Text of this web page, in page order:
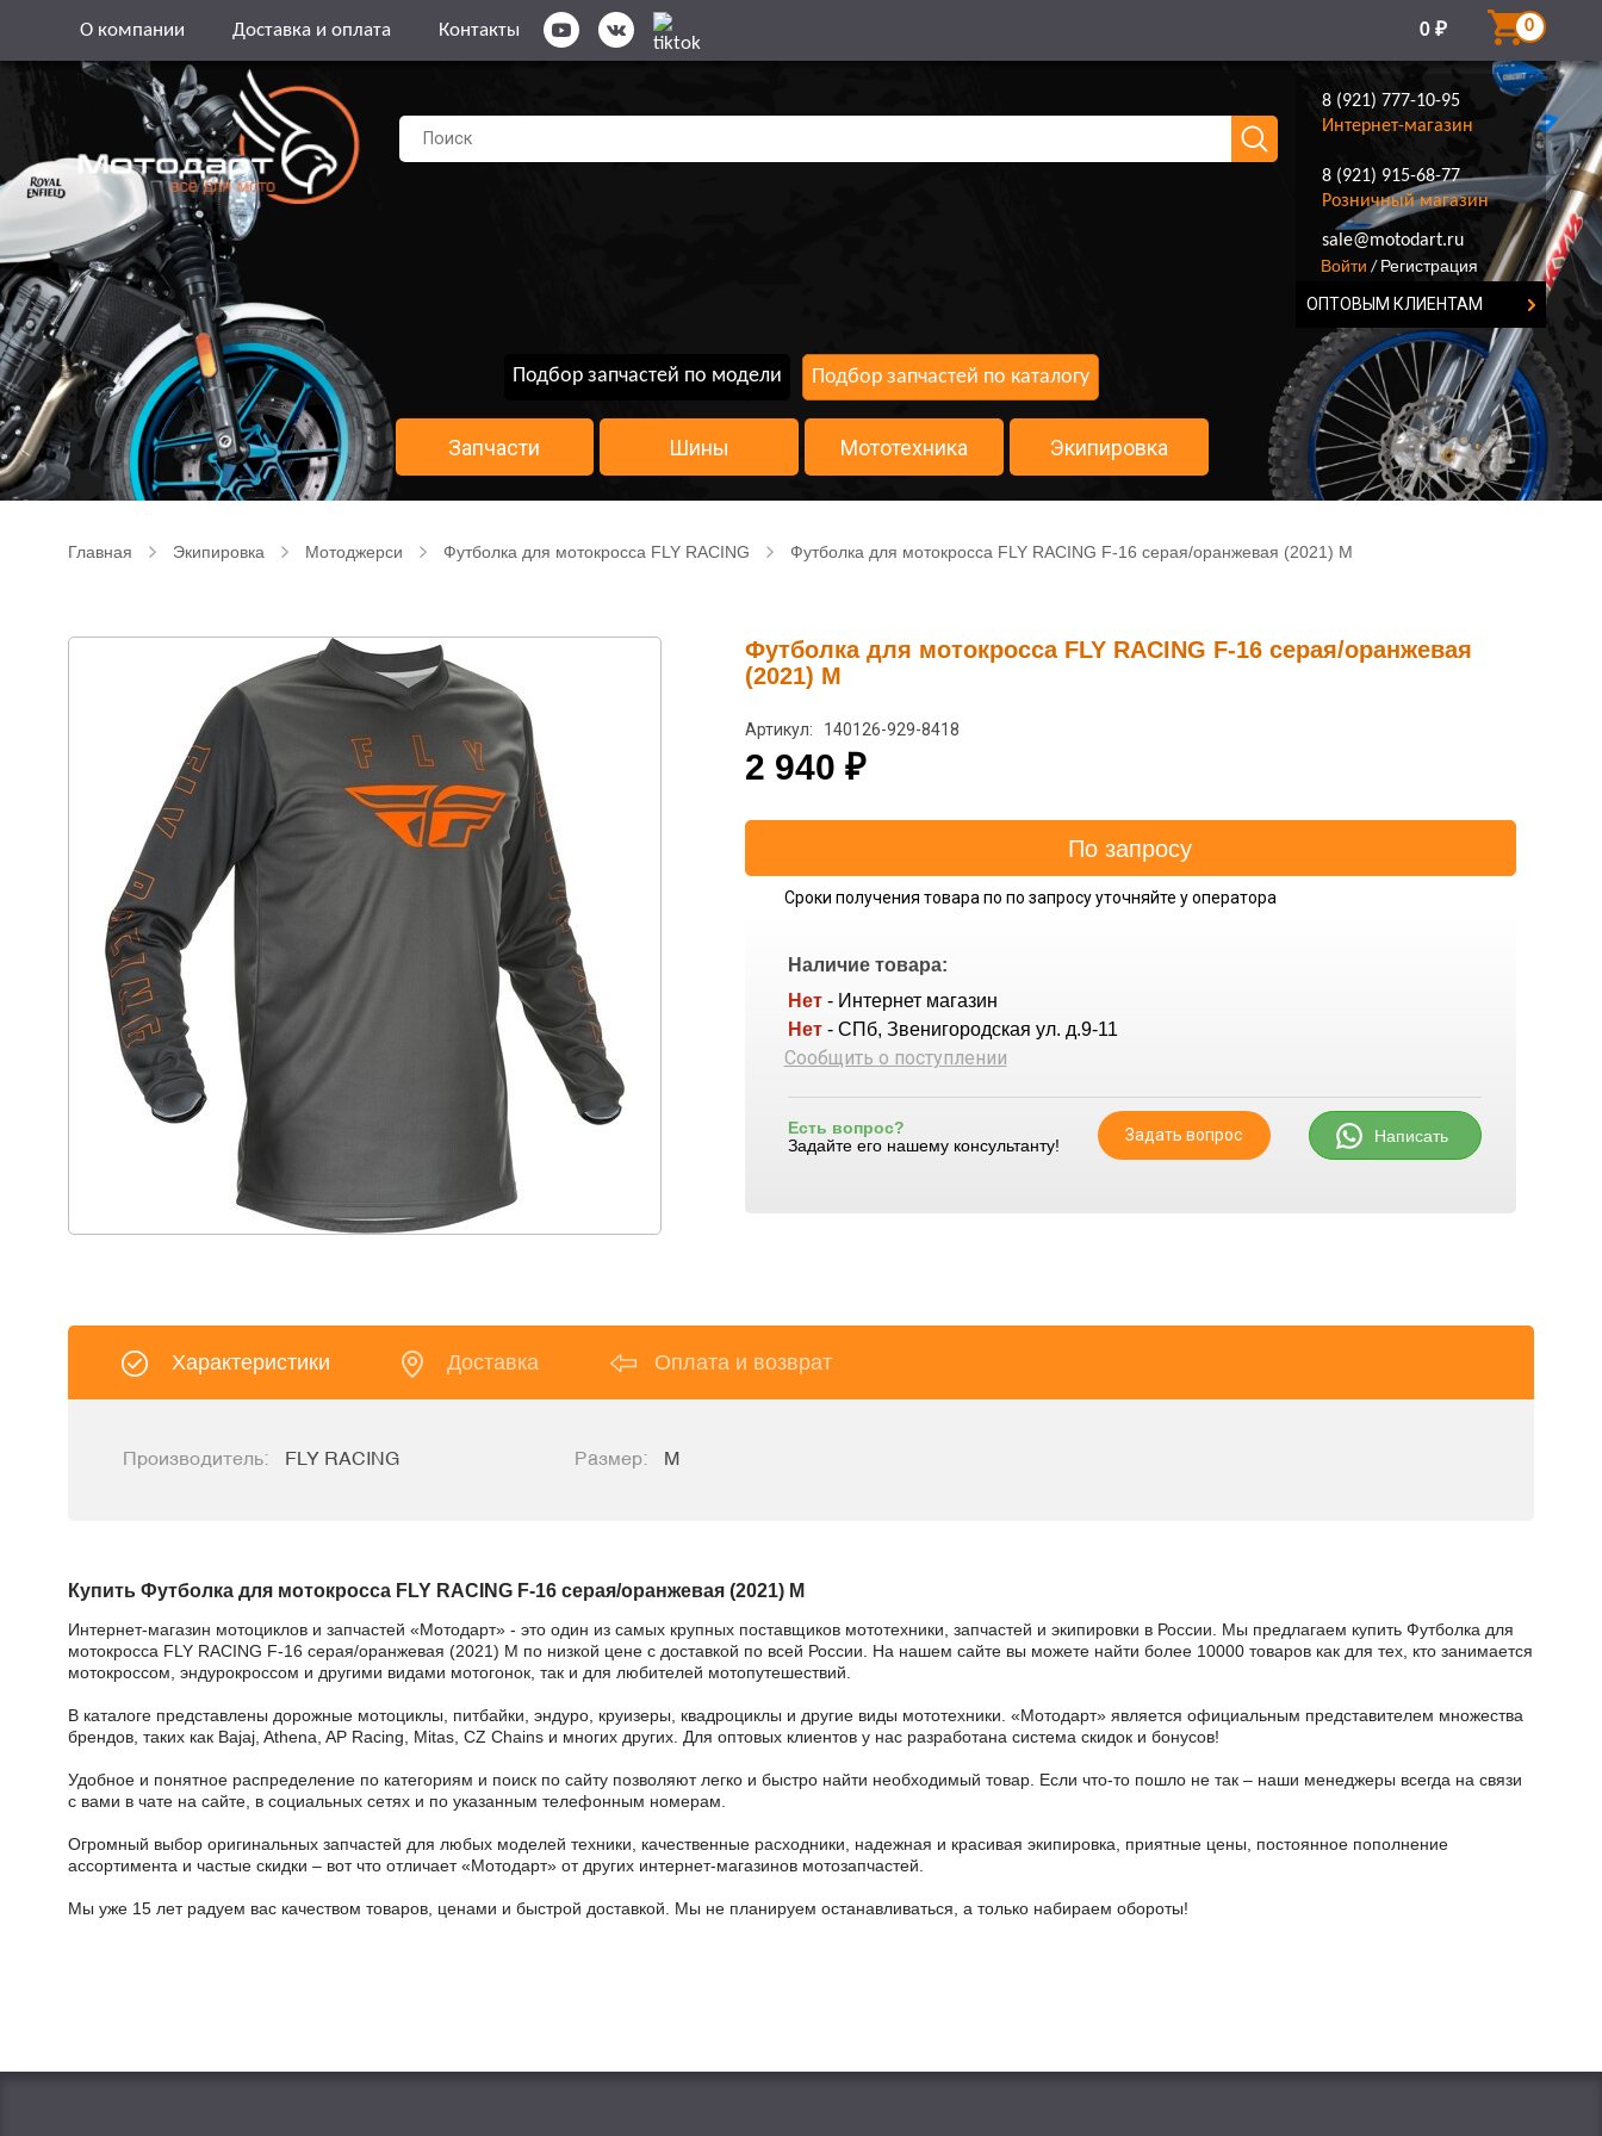
О компании Доставка и оплата Контакты 0 ₽ 0
8 (921) 777-10-95
Интернет-магазин
8 (921) 915-68-77
Розничный магазин
8 (921) 777-10-95
sale@motodart.ru
Войти / Регистрация
ОПТОВЫМ КЛИЕНТАМ
Подбор запчастей по модели Подбор запчастей по каталогу
Запчасти Шины Мототехника Экипировка
Главная Экипировка Мотоджерси Футболка для мотокросса FLY RACING Футболка для мотокросса FLY RACING F-16 серая/оранжевая (2021) M
Футболка для мотокросса FLY RACING F-16 серая/оранжевая
(2021) M
Артикул: 140126-929-8418
2 940 ₽
Сроки получения товара по по запросу уточняйте у оператора
Наличие товара:
Нет - Интернет магазин
Нет - СПб, Звенигородская ул. д.9-11
Сообщить о поступлении
Есть вопрос?
Задайте его нашему консультанту!
Задать вопрос Написать
Характеристики Доставка Оплата и возврат
Производитель: FLY RACING Размер: M
Купить Футболка для мотокросса FLY RACING F-16 серая/оранжевая (2021) M
Интернет-магазин мотоциклов и запчастей «Мотодарт» - это один из самых крупных поставщиков мототехники, запчастей и экипировки в России. Мы предлагаем купить Футболка для
мотокросса FLY RACING F-16 серая/оранжевая (2021) M по низкой цене с доставкой по всей России. На нашем сайте вы можете найти более 10000 товаров как для тех, кто занимается
мотокроссом, эндурокроссом и другими видами мотогонок, так и для любителей мотопутешествий.
В каталоге представлены дорожные мотоциклы, питбайки, эндуро, круизеры, квадроциклы и другие виды мототехники. «Мотодарт» является официальным представителем множества
брендов, таких как Bajaj, Athena, AP Racing, Mitas, CZ Chains и многих других. Для оптовых клиентов у нас разработана система скидок и бонусов!
Удобное и понятное распределение по категориям и поиск по сайту позволяют легко и быстро найти необходимый товар. Если что-то пошло не так – наши менеджеры всегда на связи
с вами в чате на сайте, в социальных сетях и по указанным телефонным номерам.
Огромный выбор оригинальных запчастей для любых моделей техники, качественные расходники, надежная и красивая экипировка, приятные цены, постоянное пополнение
ассортимента и частые скидки – вот что отличает «Мотодарт» от других интернет-магазинов мотозапчастей.
Мы уже 15 лет радуем вас качеством товаров, ценами и быстрой доставкой. Мы не планируем останавливаться, а только набираем обороты!